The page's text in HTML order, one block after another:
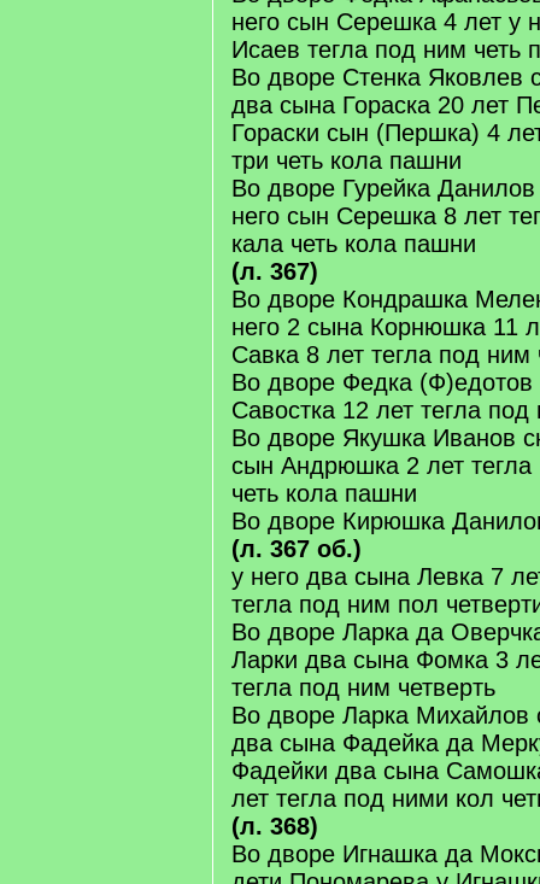
него сын Серешка 4 лет у
Исаев тегла под ним четь
Во дворе Стенка Яковлев
два сына Гораска 20 лет
Гораски сын (Першка) 4
три четь кола пашни
Во дворе Гурейка
него сын Серешка 8 лет
кала четь кола пашни
(л. 367)
Во дворе Кондрашка
него 2 сына Корнюшка 11
Савка 8 лет тегла под ним
Во дворе Федка (Ф)едотов
Савостка 12 лет тегла под
Во дворе Якушка Иванов
сын Андрюшка 2 лет
четь кола пашни
Во дворе Кирюшка
(л. 367 об.)
у него два сына Левка 7
тегла под ним пол
Во дворе Ларка да
Ларки два сына Фомка 3
тегла под ним четверть
Во дворе Ларка Михайлов
два сына Фадейка да
Фадейки два сына
лет тегла под ними кол
(л. 368)
Во дворе Игнашка да